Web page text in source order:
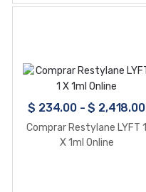
$ 234.00-$ 2,418.00
Comprar Restylane LYFT 1
X 1ml Online